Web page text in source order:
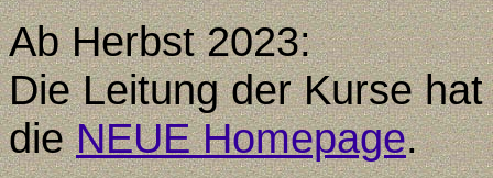
Ab Herbst 2023:
Die Leitung der Kurse
dieNEUE Homepage.